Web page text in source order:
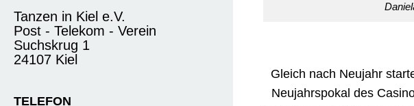
Gleich nach Neujahr
Neujahrspokal des
Tanzen in Kiel e.V.
Post - Telekom - Verein
Suchskrug 1
24107 Kiel
TELEFON